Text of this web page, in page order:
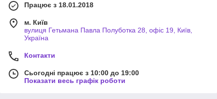
Працює з 18.01.2018
м. Київ
вулиця Гетьмана Павла Полуботка 28, офіс 19, Київ,
Україна
Контакти
Сьогодні працює з 10:00 до 19:00
Показати весь графік роботи